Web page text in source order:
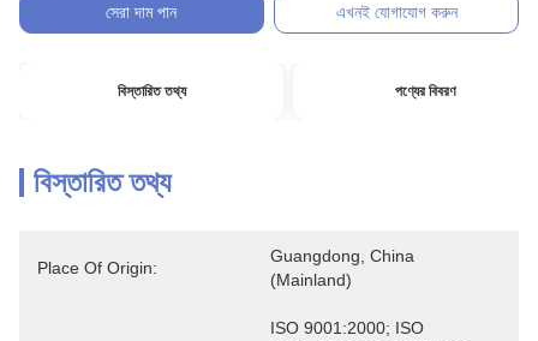
সেরা দাম পান
এখনই যোগাযোগ করুন
বিস্তারিত তথ্য পণ্যের বিবরণ
বিস্তারিত তথ্য
Place Of Origin:
Guangdong, China
(Mainland)
ISO 9001:2000; ISO